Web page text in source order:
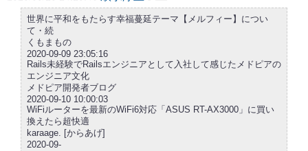
世界に平和をもたらす幸福蔓延テーマ【メルフィー】につい
て・続
くもまもの
2020-09-09 23:05:16
Rails未経験でRailsエンジニアとして入社して感じたメドピアの
エンジニア文化
メドピア開発者ブログ
2020-09-10 10:00:03
WiFiルーターを最新のWiFi6対応「ASUS RT-AX3000」に買い
換えたら超快適
karaage. [からあげ]
2020-09-